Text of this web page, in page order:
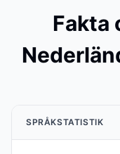
Fakta
SPRÅKSTATISTIK